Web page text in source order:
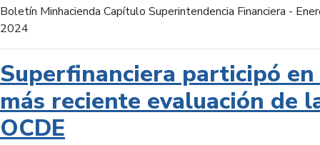
Boletín Minhacienda Capítulo Superintendencia Financiera -
2024
Superfinanciera participó
más reciente evaluación de
OCDE